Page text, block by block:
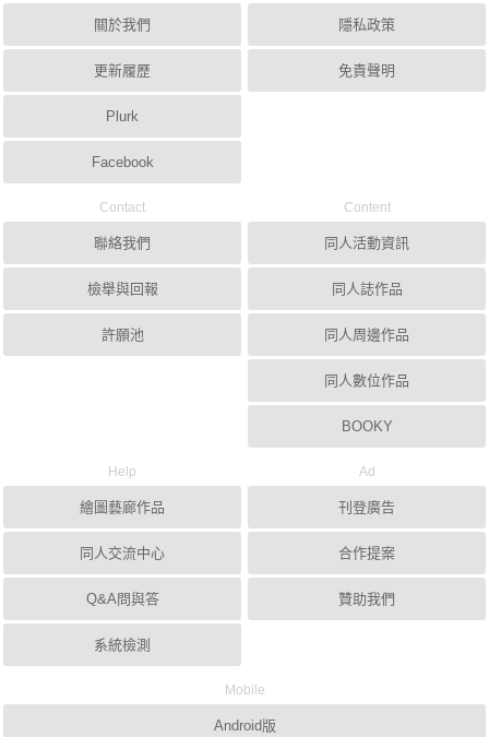
關於我們
更新履歷
Plurk
Facebook
隱私政策
免責聲明
Contact
聯絡我們
檢舉與回報
許願池
Content
同人活動資訊
同人誌作品
同人周邊作品
同人數位作品
BOOKY
Help
繪圖藝廊作品
同人交流中心
Q&A問與答
系統檢測
Ad
刊登廣告
合作提案
贊助我們
Mobile
Android版